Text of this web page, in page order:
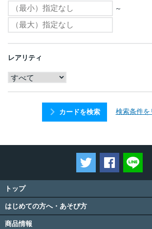
～
レアリティ
カードを検索 検索条件を
ツイートするFacebook
トップ
はじめての方へ・あそび方
商品情報